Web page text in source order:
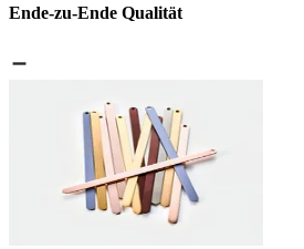
Ende-zu-Ende Qualität